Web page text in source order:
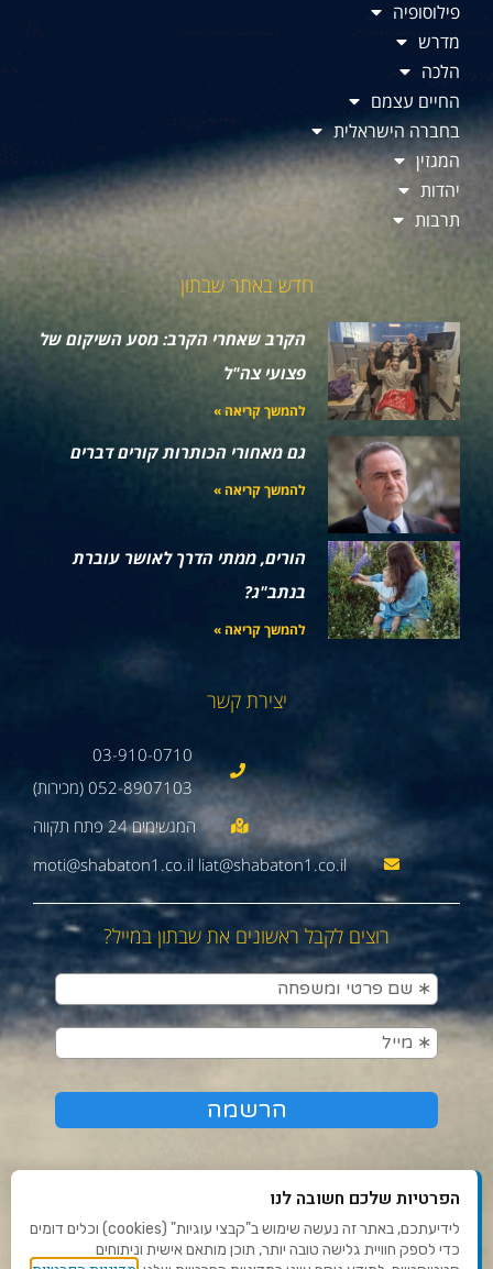
פילוסופיה
מדרש
הלכה
החיים עצמם
בחברה הישראלית
המגזין
יהדות
תרבות
חדש באתר שבתון
הקרב שאחרי הקרב: מסע השיקום של
פצועי צה"ל
להמשך קריאה »
גם מאחורי הכותרות קורים דברים
להמשך קריאה »
הורים, ממתי הדרך לאושר עוברת
בנתב"ג?
להמשך קריאה »
יצירת קשר
03-910-0710
052-8907103 (מכירות)
moti@shabaton1.co.il liat@shabaton1.co.il
רוצים לקבל ראשונים את שבתון במייל?
תנאי שימוש ומדיניות פרטיות
הפרטיות שלכם חשובה לנו
לידיעתכם, באתר זה נעשה שימוש ב"קבצי עוגיות" (cookies) וכלים דומים
כדי לספק חוויית גלישה טובה יותר, תוכן מותאם אישית וניתוחים